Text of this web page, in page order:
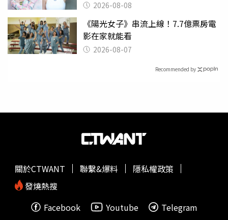
滿分2026-08-08
《陽光女子》串流上線！7.7億票房電
影在家就能看
2026-08-07
Recommended by
關於CTWANT 聯繫&爆料
隱私權政策
發燒熱搜
Facebook
Youtube Telegram